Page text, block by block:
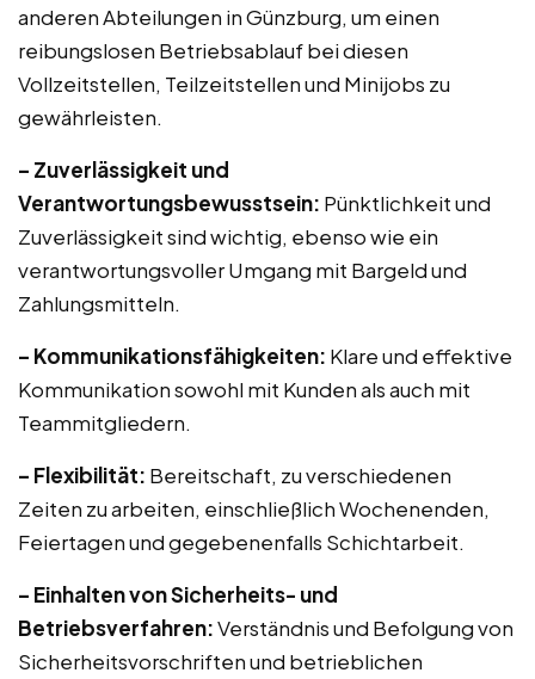
anderen Abteilungen in Günzburg, um einen
reibungslosen Betriebsablauf bei diesen
Vollzeitstellen, Teilzeitstellen und Minijobs zu
gewährleisten.
– Zuverlässigkeit und
Verantwortungsbewusstsein: Pünktlichkeit und
Zuverlässigkeit sind wichtig, ebenso wie ein
verantwortungsvoller Umgang mit Bargeld und
Zahlungsmitteln.
– Kommunikationsfähigkeiten: Klare und effektive
Kommunikation sowohl mit Kunden als auch mit
Teammitgliedern.
– Flexibilität: Bereitschaft, zu verschiedenen
Zeiten zu arbeiten, einschließlich Wochenenden,
Feiertagen und gegebenenfalls Schichtarbeit.
– Einhalten von Sicherheits- und
Betriebsverfahren:Verständnis und Befolgung von
Sicherheitsvorschriften und betrieblichen